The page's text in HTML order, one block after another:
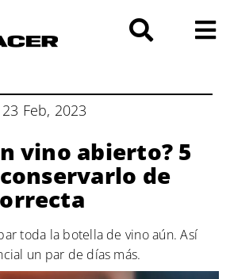
Feb, 2023
vino abierto? 5
de
toda la botella de vino aún. Así
un par de días más.